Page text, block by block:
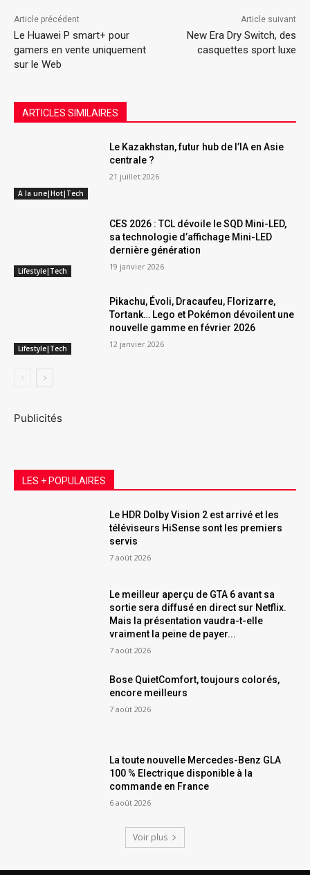
Article précédent
Le Huawei P smart+ pour
gamers en vente uniquement
sur le Web
Article suivant
New Era Dry Switch, des
casquettes sport luxe
ARTICLES SIMILAIRES
A la une|Hot|Tech
Le Kazakhstan, futur hub de l’IA en Asie
centrale ?
21 juillet 2026
Lifestyle|Tech
CES 2026 : TCL dévoile le SQD Mini-LED,
sa technologie d’affichage Mini-LED
dernière génération
19 janvier 2026
Lifestyle|Tech
Pikachu, Évoli, Dracaufeu, Florizarre,
Tortank… Lego et Pokémon dévoilent une
nouvelle gamme en février 2026
12 janvier 2026
Publicités
LES + POPULAIRES
Le HDR Dolby Vision 2 est arrivé et les
téléviseurs HiSense sont les premiers
servis
7 août 2026
Le meilleur aperçu de GTA 6 avant sa
sortie sera diffusé en direct sur Netflix.
Mais la présentation vaudra-t-elle
vraiment la peine de payer...
7 août 2026
Bose QuietComfort, toujours colorés,
encore meilleurs
7 août 2026
La toute nouvelle Mercedes-Benz GLA
100 % Electrique disponible à la
commande en France
6 août 2026
Voir plus